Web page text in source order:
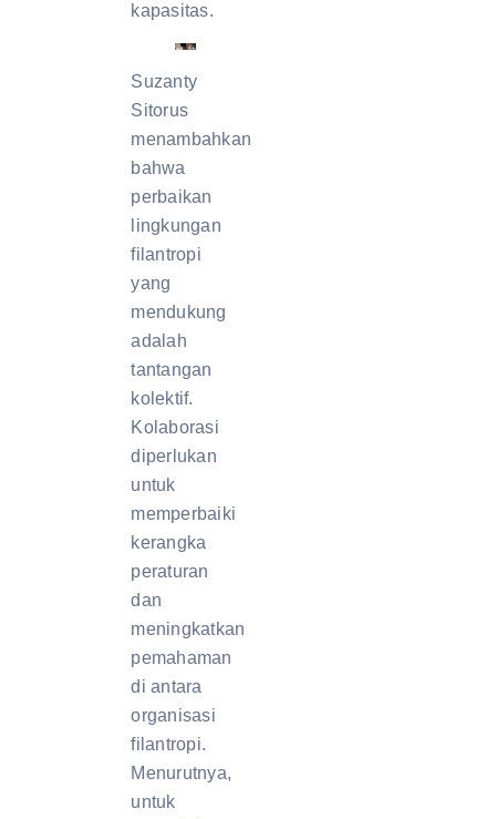
kapasitas.
Suzanty
Sitorus
menambahkan
bahwa
perbaikan
lingkungan
filantropi
yang
mendukung
adalah
tantangan
kolektif.
Kolaborasi
diperlukan
untuk
memperbaiki
kerangka
peraturan
dan
meningkatkan
pemahaman
di antara
organisasi
filantropi.
Menurutnya,
untuk